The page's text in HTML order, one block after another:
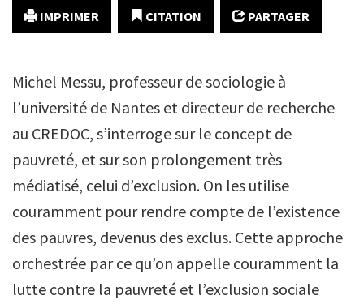
IMPRIMER CITATION PARTAGER
Michel Messu, professeur de sociologie à
l’université de Nantes et directeur de recherche
au CREDOC, s’interroge sur le concept de
pauvreté, et sur son prolongement très
médiatisé, celui d’exclusion. On les utilise
couramment pour rendre compte de l’existence
des pauvres, devenus des exclus. Cette approche
orchestrée par ce qu’on appelle couramment la
lutte contre la pauvreté et l’exclusion sociale